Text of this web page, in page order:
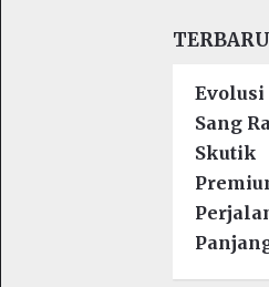
TERBARU
Evolusi
Sang
Skutik